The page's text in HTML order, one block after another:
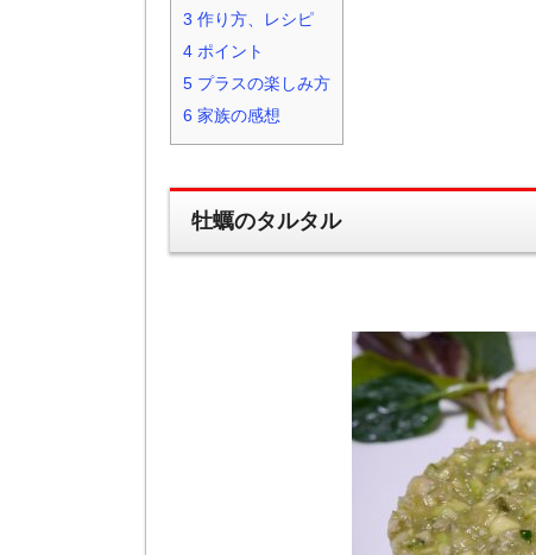
3 作り方、レシピ
4 ポイント
5 プラスの楽しみ方
6 家族の感想
牡蠣のタルタル